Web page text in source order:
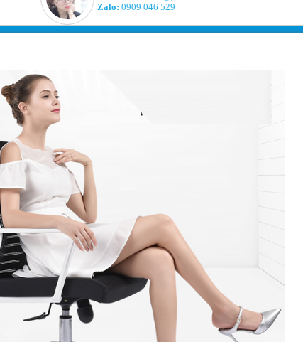
Zalo: 0909 046 529